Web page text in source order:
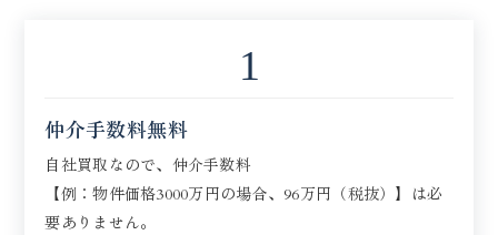
1
仲介手数料無料
自社買取なので、仲介手数料
【例：物件価格3000万円の場合、96万円（税抜）】は必
要ありません。